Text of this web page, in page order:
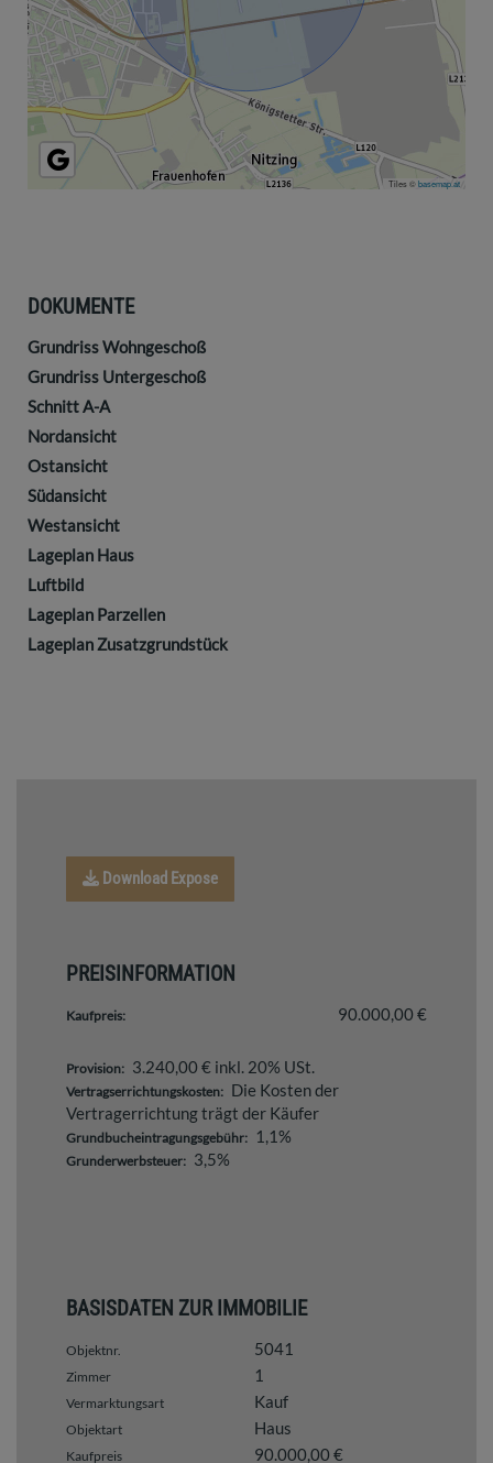
Tiles ©basemap.at
DOKUMENTE
Grundriss Wohngeschoß
Grundriss Untergeschoß
Schnitt A-A
Nordansicht
Ostansicht
Südansicht
Westansicht
Lageplan Haus
Luftbild
Lageplan Parzellen
Lageplan Zusatzgrundstück
Download Expose
PREISINFORMATION
Kaufpreis: 90.000,00 €
Provision: 3.240,00 € inkl. 20% USt.
Vertragserrichtungskosten: Die Kosten der
Vertragerrichtung trägt der Käufer
Grundbucheintragungsgebühr: 1,1%
Grunderwerbsteuer: 3,5%
BASISDATEN ZUR IMMOBILIE
Objektnr. 5041
Zimmer 1
Vermarktungsart Kauf
Objektart Haus
Kaufpreis 90.000,00 €